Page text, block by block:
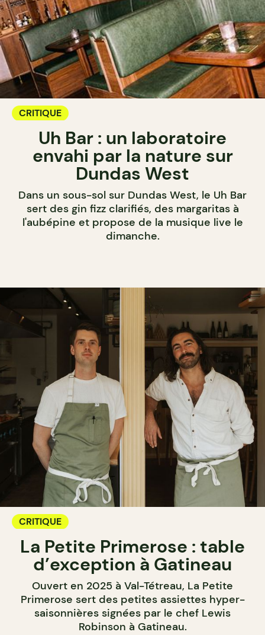
CRITIQUE
Uh Bar : un laboratoire
envahi par la nature sur
Dundas West
Dans un sous-sol sur Dundas West, le Uh Bar
sert des gin fizz clarifiés, des margaritas à
l'aubépine et propose de la musique live le
dimanche.
CRITIQUE
La Petite Primerose : table
d’exception à Gatineau
Ouvert en 2025 à Val-Tétreau, La Petite
Primerose sert des petites assiettes hyper-
saisonnières signées par le chef Lewis
Robinson à Gatineau.